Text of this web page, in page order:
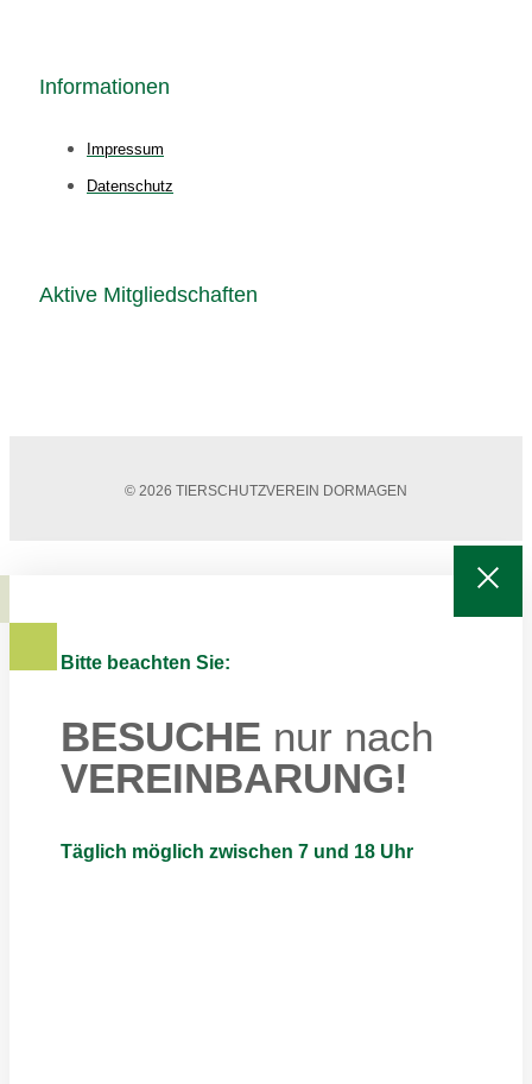
Informationen
Impressum
Datenschutz
Aktive Mitgliedschaften
© 2026 TIERSCHUTZVEREIN DORMAGEN
Bitte beachten Sie:
BESUCHE nur nach
VEREINBARUNG!
Täglich möglich zwischen 7 und 18 Uhr